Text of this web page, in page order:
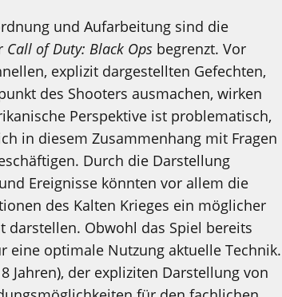
und Aufarbeitung sind die
Call of Duty: Black Opsbegrenzt. Vor
explizit dargestellten Gefechten,
des Shooters ausmachen, wirken
Perspektive ist problematisch,
in diesem Zusammenhang mit Fragen
Durch die Darstellung
Ereignisse könnten vor allem die
des Kalten Krieges ein möglicher
Obwohl das Spiel bereits
eine optimale Nutzung aktuelle Technik.
Jahren), der expliziten Darstellung von